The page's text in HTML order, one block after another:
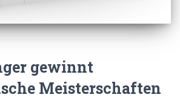
gewinnt
Meisterschaften